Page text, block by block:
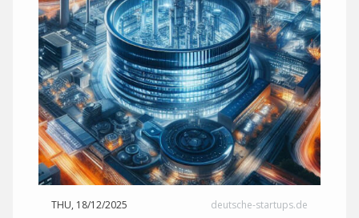
THU, 18/12/2025 deutsche-startups.de